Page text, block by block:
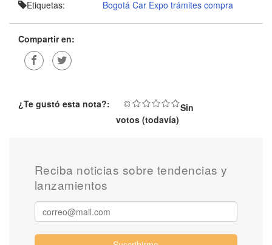
Etiquetas: Bogotá Car Expo trámites compra
Compartir en:
¿Te gustó esta nota?:
Sin
votos (todavía)
Reciba noticias sobre tendencias y
lanzamientos